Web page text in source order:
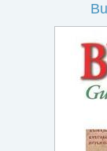
Електронни книги